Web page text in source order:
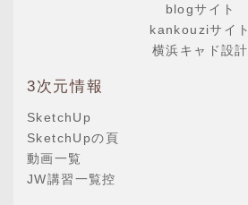
blogサイト
kankouziサイト
横浜キャド設計
3次元情報
SketchUp
SketchUpの頁
動画一覧
JW講習一覧控